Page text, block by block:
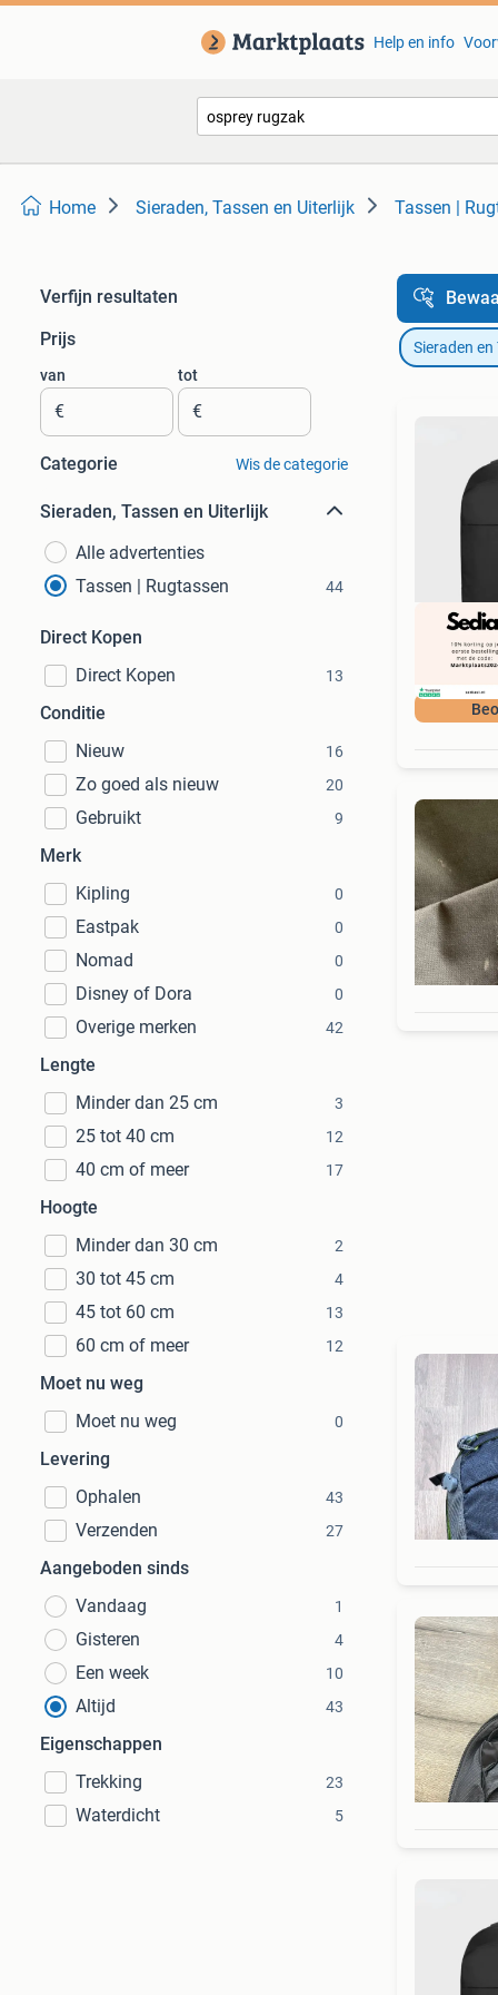
Help en info
Home Sieraden, Tassen en Uiterlijk Tassen |
Verfijn resultaten
Prijs
van
€
tot
€
Categorie Wis de categorie
Sieraden, Tassen en Uiterlijk
Alle advertenties
Tassen | Rugtassen
44
Direct Kopen
Direct Kopen
13
Conditie
Nieuw
16
Zo goed als nieuw 20
Gebruikt 9
Merk
Kipling
0
Eastpak 0
Nomad 0
Disney of Dora 0
Overige merken 42
Lengte
Minder dan 25 cm
3
25 tot 40 cm 12
40 cm of meer 17
Hoogte
Minder dan 30 cm
2
30 tot 45 cm 4
45 tot 60 cm 13
60 cm of meer 12
Moet nu weg
Moet nu weg
0
Levering
Ophalen
43
Verzenden 27
Aangeboden sinds
Vandaag
1
Gisteren 4
Een week 10
Altijd 43
Eigenschappen
Trekking
23
Waterdicht 5
Sieraden en